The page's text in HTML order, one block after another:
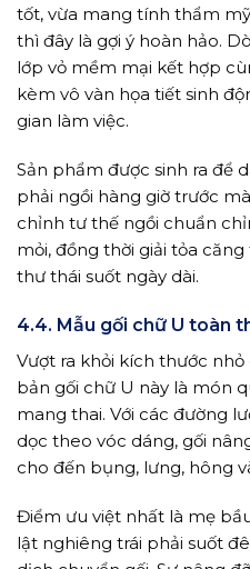
tốt, vừa mang tính thẩm
thì đây là gợi ý hoàn hảo.
lớp vỏ mềm mại kết hợp
kèm vô vàn họa tiết sinh
gian làm việc.
Sản phẩm được sinh ra để
phải ngồi hàng giờ trước
chỉnh tư thế ngồi chuẩn
mỏi, đồng thời giải tỏa
thư thái suốt ngày dài.
4.4. Mẫu gối chữ U toàn
Vượt ra khỏi kích thước
bản gối chữ U này là món
mang thai. Với các đường
dọc theo vóc dáng, gối
cho đến bụng, lưng, hông
Điểm ưu việt nhất là mẹ
lật nghiêng trái phải suốt